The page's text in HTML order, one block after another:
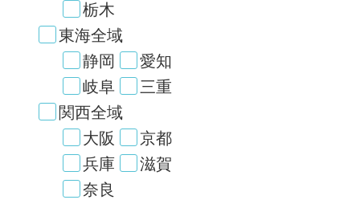
栃木
東海全域
静岡
愛知
岐阜
三重
関西全域
大阪
京都
兵庫
滋賀
奈良